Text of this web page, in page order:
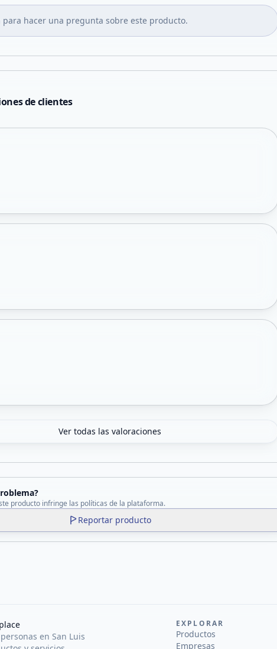
para hacer una pregunta sobre este producto.
de clientes
Ver todas las valoraciones
producto infringe las políticas de la plataforma.
Reportar producto
en San Luis
EXPLORAR
Productos
Empresas